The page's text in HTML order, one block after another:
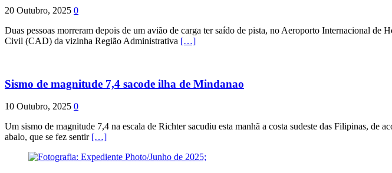
20 Outubro, 2025 0
Duas pessoas morreram depois de um avião de carga ter saído de pista, no Aeroporto Internacional
Civil (CAD) da vizinha Região Administrativa […]
Sismo de magnitude 7,4 sacode ilha de Mindanao
10 Outubro, 2025 0
Um sismo de magnitude 7,4 na escala de Richter sacudiu esta manhã a costa sudeste das Filipinas,
abalo, que se fez sentir […]